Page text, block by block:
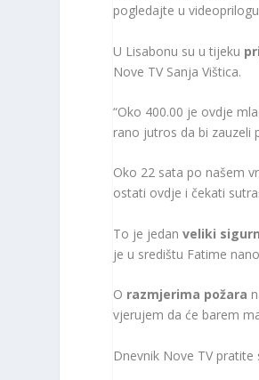
pogledajte u
U Lisabonu su u tijeku
Nove TV Sanja Vištica.
“Oko 400.00 je ovdje
rano jutros da bi zauzeli
Oko 22 sata po našem
ostati ovdje i čekati
To je jedanveliki
je u središtu Fatime
O razmjerima požara
vjerujem da će barem
Dnevnik Nove TV pratite